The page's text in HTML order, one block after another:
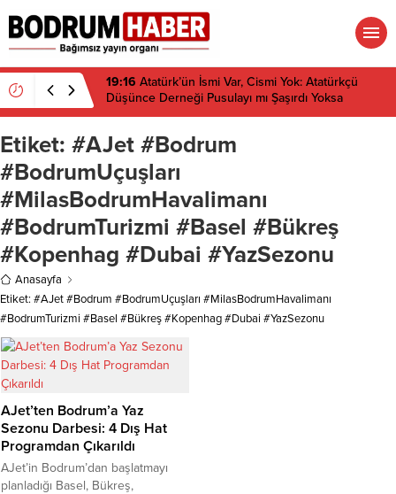
19:16 Atatürk’ün İsmi Var, Cismi Yok: Atatürkçü
Düşünce Derneği Pusulayı mı Şaşırdı Yoksa
Navigasyon mu Bozuldu?
Etiket: #AJet #Bodrum
#BodrumUçuşları
#MilasBodrumHavalimanı
#BodrumTurizmi #Basel #Bükreş
#Kopenhag #Dubai #YazSezonu
Anasayfa
Etiket: #AJet #Bodrum #BodrumUçuşları #MilasBodrumHavalimanı
#BodrumTurizmi #Basel #Bükreş #Kopenhag #Dubai #YazSezonu
AJet’ten Bodrum’a Yaz
Sezonu Darbesi: 4 Dış Hat
Programdan Çıkarıldı
AJet’in Bodrum’dan başlatmayı
planladığı Basel, Bükreş,